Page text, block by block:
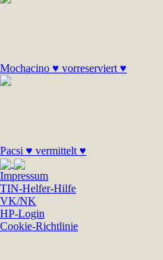
Mochacino ♥ vorreserviert ♥
Pacsi ♥ vermittelt ♥
Impressum
TIN-Helfer-Hilfe
VK/NK
HP-Login
Cookie-Richtlinie